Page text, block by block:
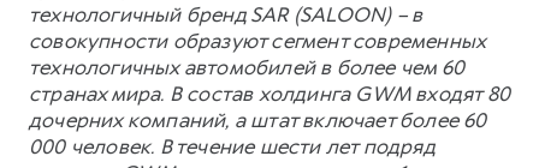
технологичный бренд SAR (SALOON) – в
совокупности образуют сегмент современных
технологичных автомобилей в более чем 60
странах мира. В состав холдинга GWM входят 80
дочерних компаний, а штат включает более 60
000 человек. В течение шести лет подряд